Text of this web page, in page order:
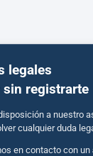
legales
sin registrarte
a nuestro
cualquier duda
en contacto con un